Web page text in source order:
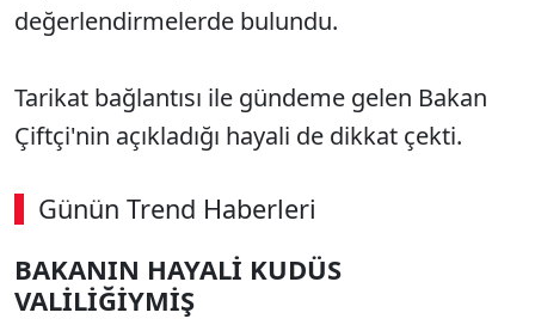
değerlendirmelerde bulundu.
Tarikat bağlantısı ile gündeme gelen Bakan
Çiftçi'nin açıkladığı hayali de dikkat çekti.
Günün Trend Haberleri
BAKANIN HAYALİ KUDÜS
VALİLİĞİYMİŞ